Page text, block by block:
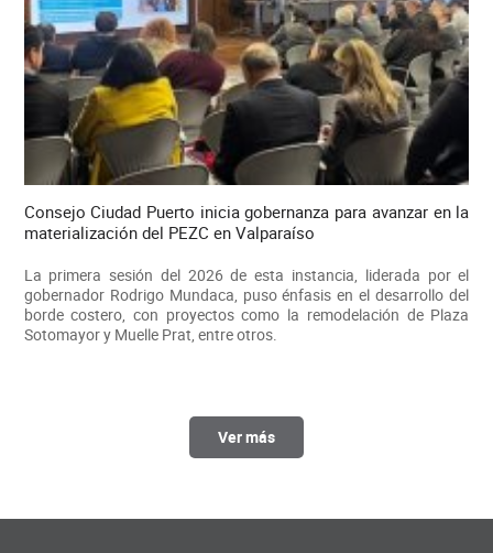
Consejo Ciudad Puerto inicia gobernanza para avanzar en la
materialización del PEZC en Valparaíso
La primera sesión del 2026 de esta instancia, liderada por el
gobernador Rodrigo Mundaca, puso énfasis en el desarrollo del
borde costero, con proyectos como la remodelación de Plaza
Sotomayor y Muelle Prat, entre otros.
Ver más